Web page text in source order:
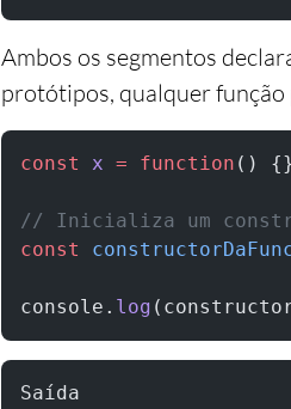
Ambos os segmentos
protótipos, qualquer
const x = function () {}
// Inicializa um
const
console. log
Saída